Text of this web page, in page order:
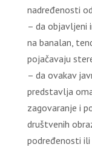
nadređenosti
– da objavljeni
na banalan,
pojačavaju
– da ovakav
predstavlja
zagovaranje i
društvenih
podređenosti